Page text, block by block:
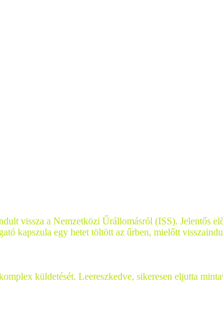
vissza a Nemzetközi Űrállomásról (ISS). Jelentős
kapszula egy hetet töltött az űrben, mielőtt
küldetését. Leereszkedve, sikeresen eljutta